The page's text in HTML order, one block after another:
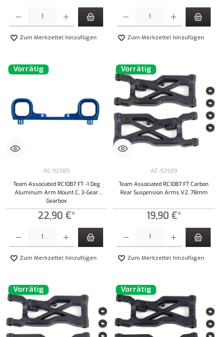
Zum Merkzettel hinzufügen Zum Merkzettel hinzufügen
Vorrätig
AE-92585
Team Associated RC10B7 FT -1 Deg
Aluminum Arm Mount C, 3-Gear
Gearbox
22,90 €*
Zum Merkzettel hinzufügen
Vorrätig
AE-92589
Team Associated RC10B7 FT Carbon
Rear Suspension Arms V2, 78mm
19,90 €*
Zum Merkzettel hinzufügen
Vorrätig Vorrätig